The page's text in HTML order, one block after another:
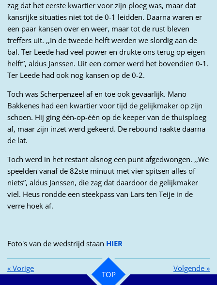
zag dat het eerste kwartier voor zijn ploeg was, maar dat
kansrijke situaties niet tot de 0-1 leidden. Daarna waren er
een paar kansen over en weer, maar tot de rust bleven
treffers uit. ,,In de tweede helft werden we slordig aan de
bal. Ter Leede had veel power en drukte ons terug op eigen
helft”, aldus Janssen. Uit een corner werd het bovendien 0-1.
Ter Leede had ook nog kansen op de 0-2.
Toch was Scherpenzeel af en toe ook gevaarlijk. Mano
Bakkenes had een kwartier voor tijd de gelijkmaker op zijn
schoen. Hij ging één-op-één op de keeper van de thuisploeg
af, maar zijn inzet werd gekeerd. De rebound raakte daarna
de lat.
Toch werd in het restant alsnog een punt afgedwongen. ,,We
speelden vanaf de 82ste minuut met vier spitsen alles of
niets”, aldus Janssen, die zag dat daardoor de gelijkmaker
viel. Heus rondde een steekpass van Lars ten Teije in de
verre hoek af.
Foto's van de wedstrijd staan HIER
« Vorige Volgende »
TOP